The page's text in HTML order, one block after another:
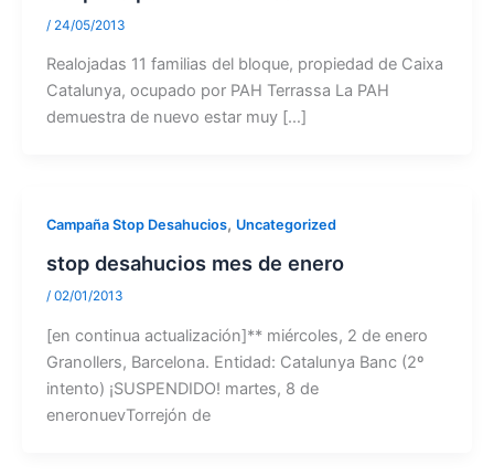
/ 24/05/2013
Realojadas 11 familias del bloque, propiedad de Caixa
Catalunya, ocupado por PAH Terrassa La PAH
demuestra de nuevo estar muy […]
Campaña Stop Desahucios, Uncategorized
stop desahucios mes de enero
/ 02/01/2013
[en continua actualización]** miércoles, 2 de enero
Granollers, Barcelona. Entidad: Catalunya Banc (2º
intento) ¡SUSPENDIDO! martes, 8 de
eneronuevTorrejón de